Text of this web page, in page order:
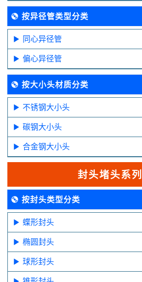
按异径管类型分类
同心异径管
偏心异径管
按大小头材质分类
不锈钢大小头
碳钢大小头
合金钢大小头
封头堵头系列
按封头类型分类
蝶形封头
椭圆封头
球形封头